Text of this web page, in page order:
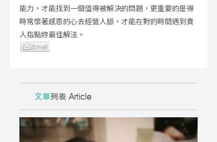
能力，才能找到一個值得被解決的問題，更重要的是得
時常懷著感恩的心去經營人脈，才能在對的時間遇到貴
人指點妳最佳解法。